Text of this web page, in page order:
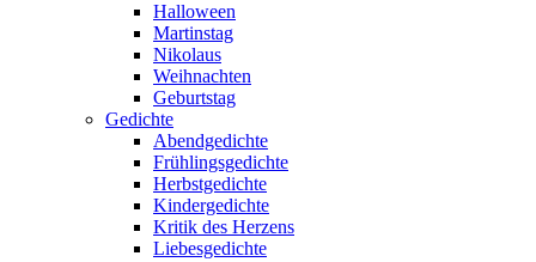
Halloween
Martinstag
Nikolaus
Weihnachten
Geburtstag
Gedichte
Abendgedichte
Frühlingsgedichte
Herbstgedichte
Kindergedichte
Kritik des Herzens
Liebesgedichte